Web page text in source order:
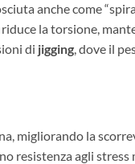
anche come
la torsione,
di jigging, dove il
migliorando la
resistenza agli stress